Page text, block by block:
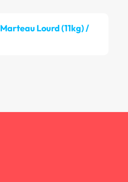
Marteau Lourd (11kg) /